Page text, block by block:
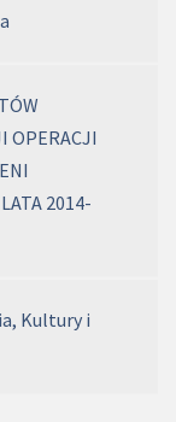
OPERACJI
2014-
Kultury i